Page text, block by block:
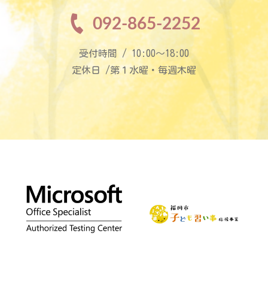
092-865-2252
受付時間 / 10:00〜18:00
定休日 /第１水曜・毎週木曜